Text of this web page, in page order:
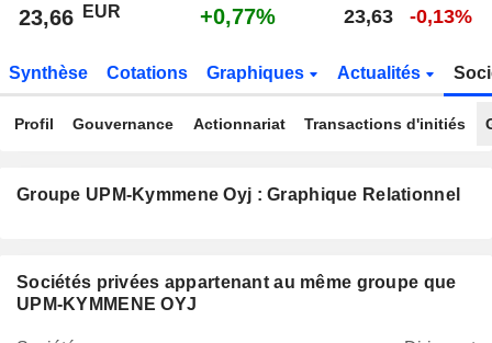
23,66 EUR +0,77% 23,63 -0,13%
Synthèse Cotations Graphiques Actualités
Profil Gouvernance Actionnariat Transactions d'initiés
Groupe UPM-Kymmene Oyj : Graphique Relationnel
Sociétés privées appartenant au même groupe que
UPM-KYMMENE OYJ